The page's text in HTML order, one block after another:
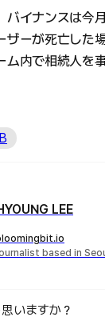
バイナンスは今
ザーが死亡した
ム内で相続人を
LEE
based in
いますか？